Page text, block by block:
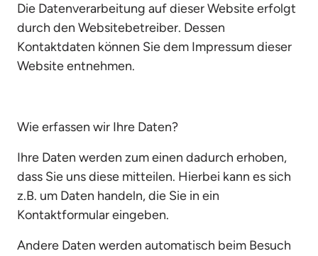
Die Datenverarbeitung auf dieser Website erfolgt
durch den Websitebetreiber. Dessen
Kontaktdaten können Sie dem Impressum dieser
Website entnehmen.
Wie erfassen wir Ihre Daten?
Ihre Daten werden zum einen dadurch erhoben,
dass Sie uns diese mitteilen. Hierbei kann es sich
z.B. um Daten handeln, die Sie in ein
Kontaktformular eingeben.
Andere Daten werden automatisch beim Besuch